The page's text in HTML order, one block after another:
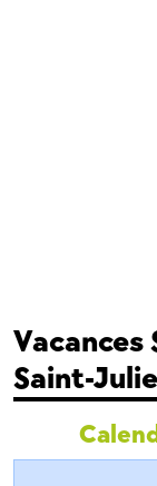
Vacances
Saint-